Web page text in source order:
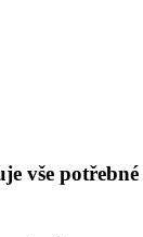
vše potřebné